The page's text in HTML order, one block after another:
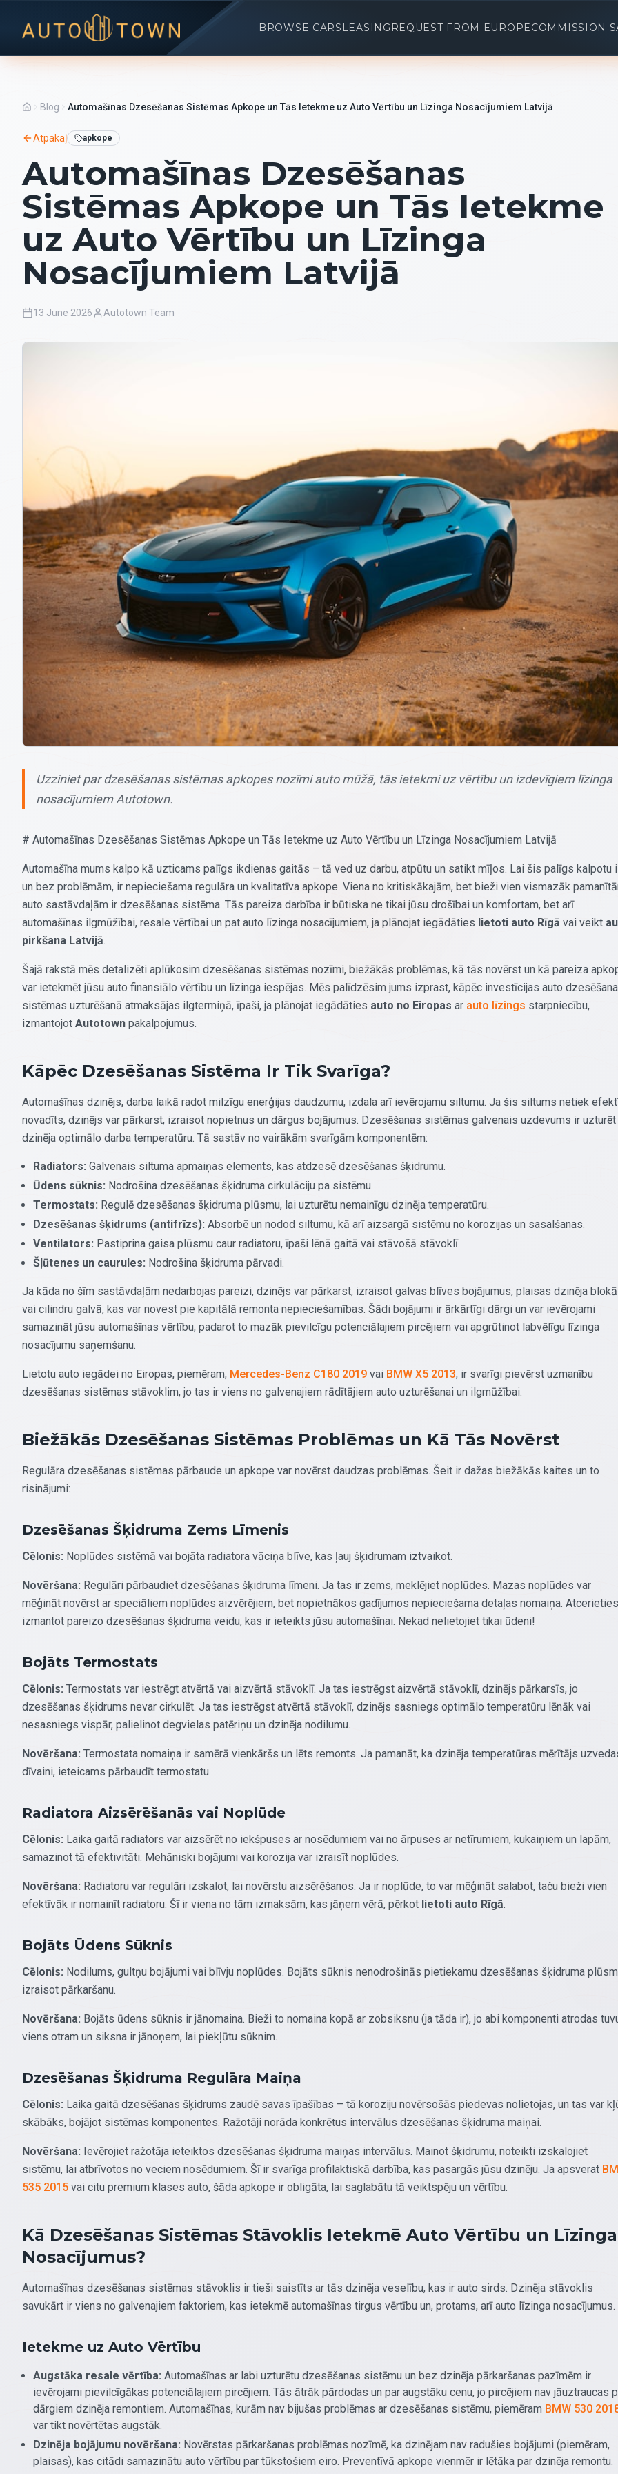
BROWSE CARS LEASING REQUEST FROM EUROPECOMMISSION
Blog Automašīnas Dzesēšanas Sistēmas Apkope un Tās Ietekme uz Auto Vērtību un Līzinga Nosacījumiem Latvijā
Atpakaļ apkope
Automašīnas Dzesēšanas
Sistēmas Apkope un Tās Ietekme
uz Auto Vērtību un Līzinga
Nosacījumiem Latvijā
13 June 2026 Autotown Team
Uzziniet par dzesēšanas sistēmas apkopes nozīmi auto mūžā, tās ietekmi uz vērtību un izdevīgiem līzinga
nosacījumiem Autotown.
# Automašīnas Dzesēšanas Sistēmas Apkope un Tās Ietekme uz Auto Vērtību un Līzinga Nosacījumiem Latvijā
Automašīna mums kalpo kā uzticams palīgs ikdienas gaitās – tā ved uz darbu, atpūtu un satikt mīļos. Lai šis palīgs kalpotu
un bez problēmām, ir nepieciešama regulāra un kvalitatīva apkope. Viena no kritiskākajām, bet bieži vien vismazāk
auto sastāvdaļām ir dzesēšanas sistēma. Tās pareiza darbība ir būtiska ne tikai jūsu drošībai un komfortam, bet arī
automašīnas ilgmūžībai, resale vērtībai un pat auto līzinga nosacījumiem, ja plānojat iegādāties lietoti auto Rīgā vai veikt
pirkšana Latvijā.
Šajā rakstā mēs detalizēti aplūkosim dzesēšanas sistēmas nozīmi, biežākās problēmas, kā tās novērst un kā pareiza
var ietekmēt jūsu auto finansiālo vērtību un līzinga iespējas. Mēs palīdzēsim jums izprast, kāpēc investīcijas auto
sistēmas uzturēšanā atmaksājas ilgtermiņā, īpaši, ja plānojat iegādāties auto no Eiropas ar auto līzings starpniecību,
izmantojot Autotown pakalpojumus.
Kāpēc Dzesēšanas Sistēma Ir Tik Svarīga?
Automašīnas dzinējs, darba laikā radot milzīgu enerģijas daudzumu, izdala arī ievērojamu siltumu. Ja šis siltums netiek
novadīts, dzinējs var pārkarst, izraisot nopietnus un dārgus bojājumus. Dzesēšanas sistēmas galvenais uzdevums ir uzturēt
dzinēja optimālo darba temperatūru. Tā sastāv no vairākām svarīgām komponentēm:
Radiators: Galvenais siltuma apmaiņas elements, kas atdzesē dzesēšanas šķidrumu.
Ūdens sūknis: Nodrošina dzesēšanas šķidruma cirkulāciju pa sistēmu.
Termostats: Regulē dzesēšanas šķidruma plūsmu, lai uzturētu nemainīgu dzinēja temperatūru.
Dzesēšanas šķidrums (antifrīzs): Absorbē un nodod siltumu, kā arī aizsargā sistēmu no korozijas un sasalšanas.
Ventilators: Pastiprina gaisa plūsmu caur radiatoru, īpaši lēnā gaitā vai stāvošā stāvoklī.
Šļūtenes un caurules: Nodrošina šķidruma pārvadi.
Ja kāda no šīm sastāvdaļām nedarbojas pareizi, dzinējs var pārkarst, izraisot galvas blīves bojājumus, plaisas dzinēja blokā
vai cilindru galvā, kas var novest pie kapitālā remonta nepieciešamības. Šādi bojājumi ir ārkārtīgi dārgi un var ievērojami
samazināt jūsu automašīnas vērtību, padarot to mazāk pievilcīgu potenciālajiem pircējiem vai apgrūtinot labvēlīgu līzinga
nosacījumu saņemšanu.
Lietotu auto iegādei no Eiropas, piemēram, Mercedes-Benz C180 2019 vai BMW X5 2013, ir svarīgi pievērst uzmanību
dzesēšanas sistēmas stāvoklim, jo tas ir viens no galvenajiem rādītājiem auto uzturēšanai un ilgmūžībai.
Biežākās Dzesēšanas Sistēmas Problēmas un Kā Tās Novērst
Regulāra dzesēšanas sistēmas pārbaude un apkope var novērst daudzas problēmas. Šeit ir dažas biežākās kaites un to
risinājumi:
Dzesēšanas Šķidruma Zems Līmenis
Cēlonis: Noplūdes sistēmā vai bojāta radiatora vāciņa blīve, kas ļauj šķidrumam iztvaikot.
Novēršana: Regulāri pārbaudiet dzesēšanas šķidruma līmeni. Ja tas ir zems, meklējiet noplūdes. Mazas noplūdes var
mēģināt novērst ar speciāliem noplūdes aizvērējiem, bet nopietnākos gadījumos nepieciešama detaļas nomaiņa. Atcerieties
izmantot pareizo dzesēšanas šķidruma veidu, kas ir ieteikts jūsu automašīnai. Nekad nelietojiet tikai ūdeni!
Bojāts Termostats
Cēlonis: Termostats var iestrēgt atvērtā vai aizvērtā stāvoklī. Ja tas iestrēgst aizvērtā stāvoklī, dzinējs pārkarsīs, jo
dzesēšanas šķidrums nevar cirkulēt. Ja tas iestrēgst atvērtā stāvoklī, dzinējs sasniegs optimālo temperatūru lēnāk vai
nesasniegs vispār, palielinot degvielas patēriņu un dzinēja nodilumu.
Novēršana: Termostata nomaiņa ir samērā vienkāršs un lēts remonts. Ja pamanāt, ka dzinēja temperatūras mērītājs
dīvaini, ieteicams pārbaudīt termostatu.
Radiatora Aizsērēšanās vai Noplūde
Cēlonis: Laika gaitā radiators var aizsērēt no iekšpuses ar nosēdumiem vai no ārpuses ar netīrumiem, kukaiņiem un lapām,
samazinot tā efektivitāti. Mehāniski bojājumi vai korozija var izraisīt noplūdes.
Novēršana: Radiatoru var regulāri izskalot, lai novērstu aizsērēšanos. Ja ir noplūde, to var mēģināt salabot, taču bieži vien
efektīvāk ir nomainīt radiatoru. Šī ir viena no tām izmaksām, kas jāņem vērā, pērkot lietoti auto Rīgā.
Bojāts Ūdens Sūknis
Cēlonis: Nodilums, gultņu bojājumi vai blīvju noplūdes. Bojāts sūknis nenodrošinās pietiekamu dzesēšanas šķidruma
izraisot pārkaršanu.
Novēršana: Bojāts ūdens sūknis ir jānomaina. Bieži to nomaina kopā ar zobsiksnu (ja tāda ir), jo abi komponenti atrodas
viens otram un siksna ir jānoņem, lai piekļūtu sūknim.
Dzesēšanas Šķidruma Regulāra Maiņa
Cēlonis: Laika gaitā dzesēšanas šķidrums zaudē savas īpašības – tā koroziju novērsošās piedevas nolietojas, un tas var
skābāks, bojājot sistēmas komponentes. Ražotāji norāda konkrētus intervālus dzesēšanas šķidruma maiņai.
Novēršana: Ievērojiet ražotāja ieteiktos dzesēšanas šķidruma maiņas intervālus. Mainot šķidrumu, noteikti izskalojiet
sistēmu, lai atbrīvotos no veciem nosēdumiem. Šī ir svarīga profilaktiskā darbība, kas pasargās jūsu dzinēju. Ja apsverat
535 2015 vai citu premium klases auto, šāda apkope ir obligāta, lai saglabātu tā veiktspēju un vērtību.
Kā Dzesēšanas Sistēmas Stāvoklis Ietekmē Auto Vērtību un Līzinga
Nosacījumus?
Automašīnas dzesēšanas sistēmas stāvoklis ir tieši saistīts ar tās dzinēja veselību, kas ir auto sirds. Dzinēja stāvoklis
savukārt ir viens no galvenajiem faktoriem, kas ietekmē automašīnas tirgus vērtību un, protams, arī auto līzinga nosacījumus.
Ietekme uz Auto Vērtību
Augstāka resale vērtība: Automašīnas ar labi uzturētu dzesēšanas sistēmu un bez dzinēja pārkaršanas pazīmēm ir
ievērojami pievilcīgākas potenciālajiem pircējiem. Tās ātrāk pārdodas un par augstāku cenu, jo pircējiem nav jāuztraucas
dārgiem dzinēja remontiem. Automašīnas, kurām nav bijušas problēmas ar dzesēšanas sistēmu, piemēram BMW 530
var tikt novērtētas augstāk.
Dzinēja bojājumu novēršana: Novērstas pārkaršanas problēmas nozīmē, ka dzinējam nav radušies bojājumi (piemēram,
plaisas), kas citādi samazinātu auto vērtību par tūkstošiem eiro. Preventīvā apkope vienmēr ir lētāka par dzinēja remontu.